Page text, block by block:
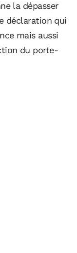
la dépasser
déclaration qui
mais aussi
du porte-